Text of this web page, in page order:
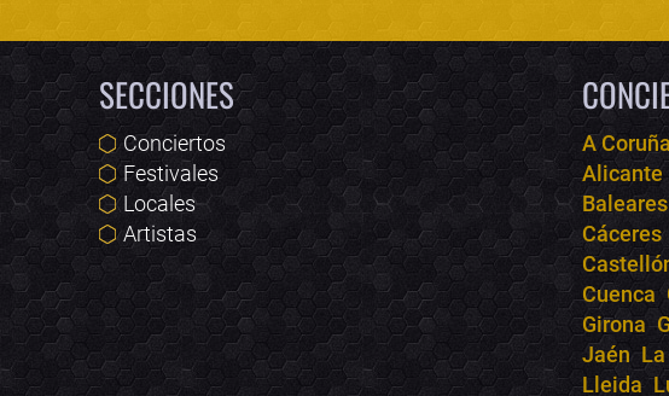
SECCIONES
Conciertos
Festivales
Locales
Artistas
A Coruña
Alicante
Baleares
Cáceres
Cuenca
Girona
Jaén
Lleida